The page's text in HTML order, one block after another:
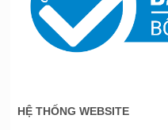
HỆ THỐNG WEBSITE